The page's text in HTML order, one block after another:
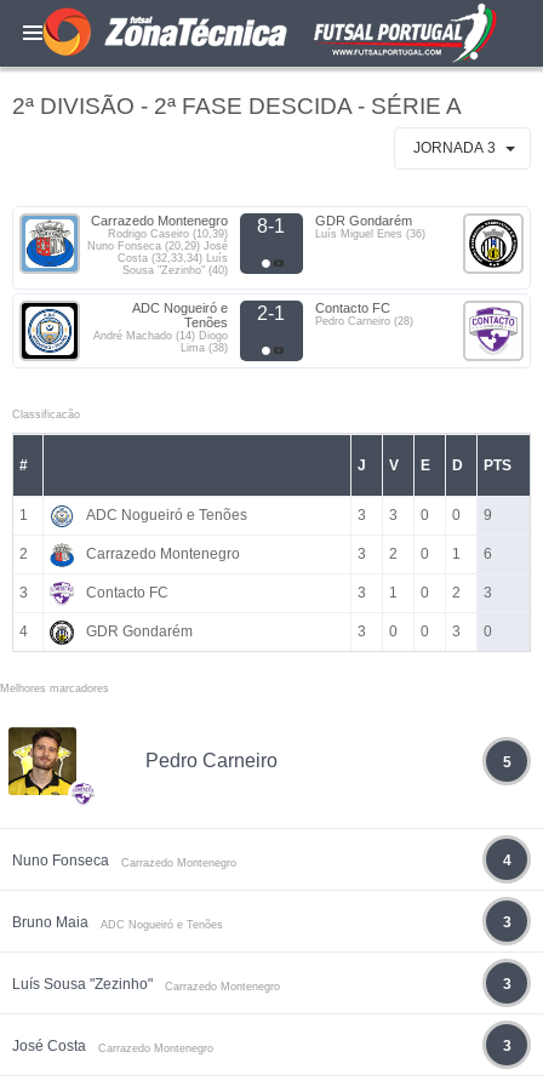
2ª DIVISÃO - 2ª FASE DESCIDA - SÉRIE A
JORNADA 3
Carrazedo Montenegro
Rodrigo Caseiro (10,39)
Nuno Fonseca (20,29) José
Costa (32,33,34) Luís
Sousa "Zezinho" (40)
8-1 GDR Gondarém
Luís Miguel Enes (36)
ADC Nogueiró e
Tenões
André Machado (14) Diogo
Lima (38)
2-1 Contacto FC
Pedro Carneiro (28)
Classificacão
# J V E D PTS
1 ADC Nogueiró e Tenões 3 3 0 0 9
2 Carrazedo Montenegro 3 2 0 1 6
3 Contacto FC 3 1 0 2 3
4 GDR Gondarém 3 0 0 3 0
Melhores marcadores
Pedro Carneiro 5
Nuno Fonseca Carrazedo Montenegro 4
Bruno Maia ADC Nogueiró e Tenões 3
Luís Sousa "Zezinho" Carrazedo Montenegro 3
José Costa Carrazedo Montenegro 3